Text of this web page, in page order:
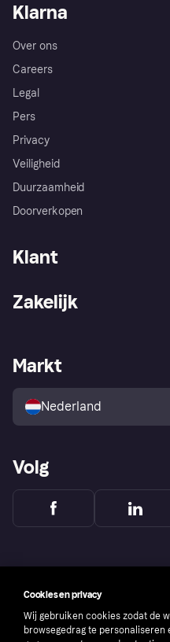
Klarna
Over ons
Careers
Legal
Pers
Privacy
Veiligheid
Duurzaamheid
Doorverkopen
Klant
Winkeloverzicht
Kopersbescherming voor
consumenten
Zakelijk
Zakelijke login
Markt
Nederland
Volg
Cookies en privacy
Wij gebruiken cookies zodat de
browsegedrag te personaliseren